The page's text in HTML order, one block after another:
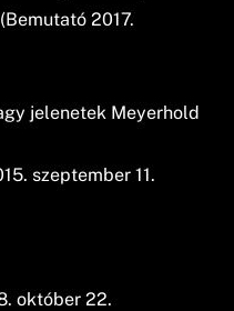
2017.
jelenetek Meyerhold
szeptember 11.
október 22.